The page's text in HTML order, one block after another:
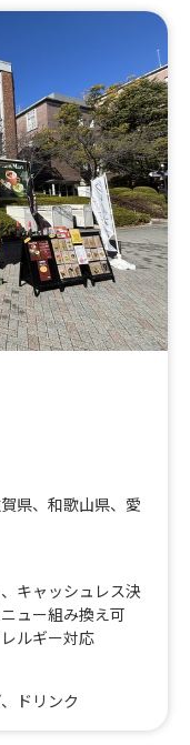
麻婆豆腐、うなぎ
ラキングライス、
リンク、ひとくち
ディースランチ(彩
（焼きチャーシュ
、西多士フレンチ
（シュウマイ）
角(ハムスイコ・
(えびぎょうざ)（3
県、 和歌山県、 愛
、 キャッシュレス決
ニュー組み換え可
ルギー対応
ドリンク